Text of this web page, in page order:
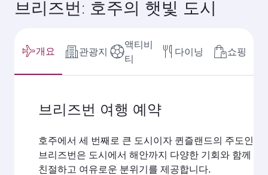
브리즈번: 호주의 햇빛 도시
개요 관광지
액티비
티
다이닝 쇼핑
브리즈번 여행 예약
호주에서 세 번째로 큰 도시이자 퀸즐랜드의 주도인
브리즈번은 도시에서 해안까지 다양한 기회와 함께
친절하고 여유로운 분위기를 제공합니다.